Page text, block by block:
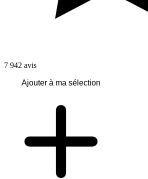
7 942 avis
Ajouter à ma sélection